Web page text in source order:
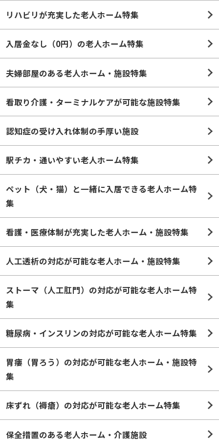
リハビリが充実した老人ホーム特集
入居金なし（0円）の老人ホーム特集
夫婦部屋のある老人ホーム・施設特集
看取り介護・ターミナルケアが可能な施設特集
認知症の受け入れ体制の手厚い施設
駅チカ・通いやすい老人ホーム特集
ペット（犬・猫）と一緒に入居できる老人ホーム特
集
看護・医療体制が充実した老人ホーム・施設特集
人工透析の対応が可能な老人ホーム・施設特集
ストーマ（人工肛門）の対応が可能な老人ホーム特
集
糖尿病・インスリンの対応が可能な老人ホーム特集
胃瘻（胃ろう）の対応が可能な老人ホーム・施設特
集
床ずれ（褥瘡）の対応が可能な老人ホーム特集
保全措置のある老人ホーム・介護施設